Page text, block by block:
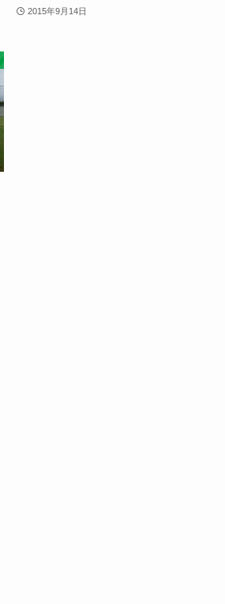
2015年9月14日